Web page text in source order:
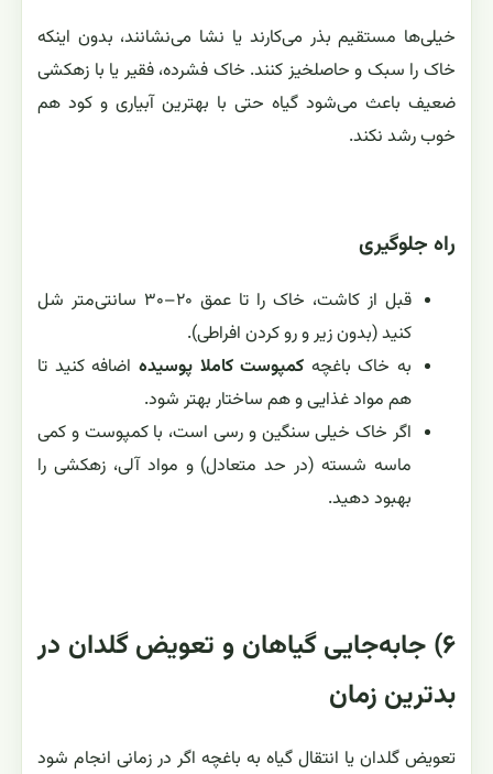
خیلی‌ها مستقیم بذر می‌کارند یا نشا می‌نشانند، بدون اینکه
خاک را سبک و حاصلخیز کنند. خاک فشرده، فقیر یا با زهکشی
ضعیف باعث می‌شود گیاه حتی با بهترین آبیاری و کود هم
خوب رشد نکند.
راه جلوگیری
قبل از کاشت، خاک را تا عمق ۲۰–۳۰ سانتی‌متر شل
کنید (بدون زیر و رو کردن افراطی).
به خاک باغچه کمپوست کاملا پوسیده اضافه کنید تا
هم مواد غذایی و هم ساختار بهتر شود.
اگر خاک خیلی سنگین و رسی است، با کمپوست و کمی
ماسه شسته (در حد متعادل) و مواد آلی، زهکشی را
بهبود دهید.
۶) جابه‌جایی گیاهان و تعویض گلدان در
بدترین زمان
تعویض گلدان یا انتقال گیاه به باغچه اگر در زمانی انجام شود